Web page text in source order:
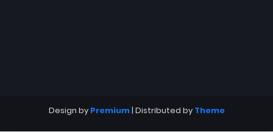
Design by Premium| Distributed by Theme